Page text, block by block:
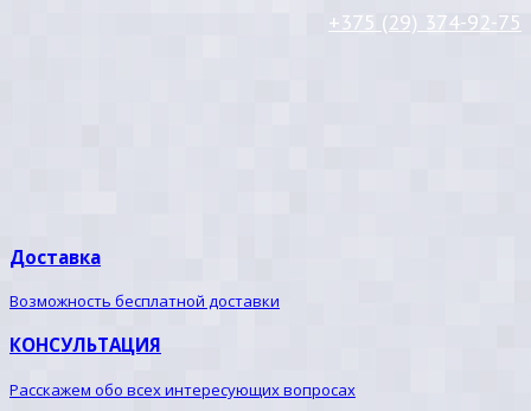
+375 (29) 374-92-75
Доставка
Возможность бесплатной доставки
КОНСУЛЬТАЦИЯ
Расскажем обо всех интересующих вопросах